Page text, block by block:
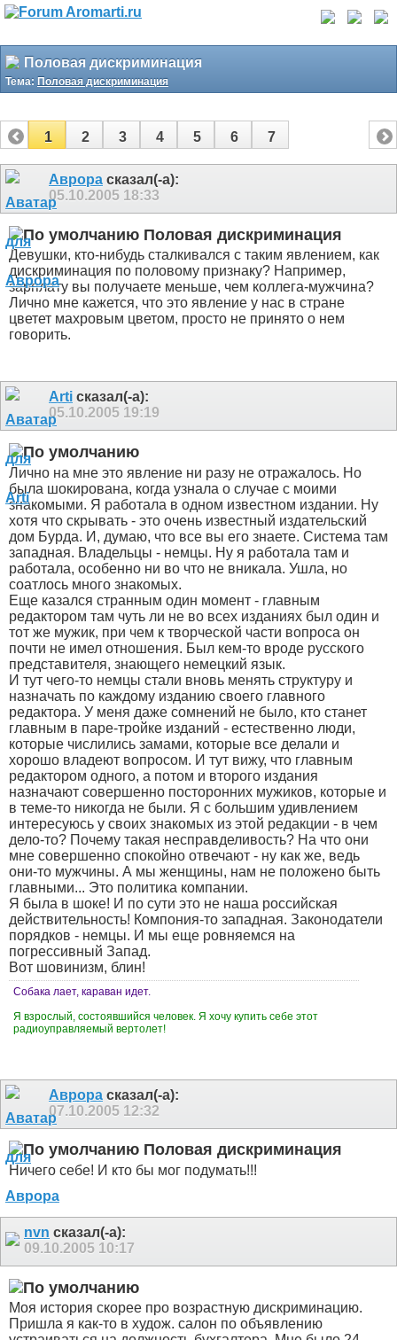
Половая дискриминация
Тема: Половая дискриминация
1 2 3 4 5 6 7
Аврора сказал(-а):
05.10.2005 18:33
Половая дискриминация
Девушки, кто-нибудь сталкивался с таким явлением, как
дискриминация по половому признаку? Например,
зарплату вы получаете меньше, чем коллега-мужчина?
Лично мне кажется, что это явление у нас в стране
цветет махровым цветом, просто не принято о нем
говорить.
Arti сказал(-а):
05.10.2005 19:19
Лично на мне это явление ни разу не отражалось. Но
была шокирована, когда узнала о случае с моими
знакомыми. Я работала в одном известном издании. Ну
хотя что скрывать - это очень известный издательский
дом Бурда. И, думаю, что все вы его знаете. Система там
западная. Владельцы - немцы. Ну я работала там и
работала, особенно ни во что не вникала. Ушла, но
соатлось много знакомых.
Еще казался странным один момент - главным
редактором там чуть ли не во всех изданиях был один и
тот же мужик, при чем к творческой части вопроса он
почти не имел отношения. Был кем-то вроде русского
представителя, знающего немецкий язык.
И тут чего-то немцы стали вновь менять структуру и
назначать по каждому изданию своего главного
редактора. У меня даже сомнений не было, кто станет
главным в паре-тройке изданий - естественно люди,
которые числились замами, которые все делали и
хорошо владеют вопросом. И тут вижу, что главным
редактором одного, а потом и второго издания
назначают совершенно посторонних мужиков, которые и
в теме-то никогда не были. Я с большим удивлением
интересуюсь у своих знакомых из этой редакции - в чем
дело-то? Почему такая несправделивость? На что они
мне совершенно спокойно отвечают - ну как же, ведь
они-то мужчины. А мы женщины, нам не положено быть
главными... Это политика компании.
Я была в шоке! И по сути это не наша российская
действительность! Компония-то западная. Законодатели
порядков - немцы. И мы еще ровняемся на
погрессивный Запад.
Вот шовинизм, блин!
Собака лает, караван идет.
Я взрослый, состоявшийся человек. Я хочу купить себе этот
радиоуправляемый вертолет!
Аврора сказал(-а):
07.10.2005 12:32
Половая дискриминация
Ничего себе! И кто бы мог подумать!!!
nvn сказал(-а):
09.10.2005 10:17
Моя история скорее про возрастную дискриминацию.
Пришла я как-то в худож. салон по объявлению